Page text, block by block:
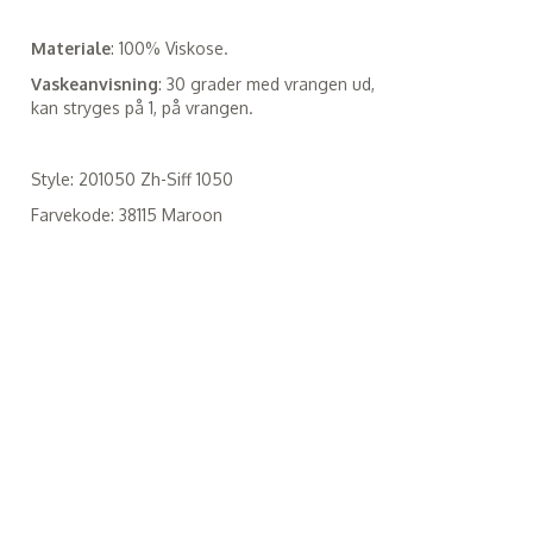
Materiale: 100% Viskose.
Vaskeanvisning: 30 grader med vrangen ud,
kan stryges på 1, på vrangen.
Style: 201050 Zh-Siff 1050
Farvekode: 38115 Maroon